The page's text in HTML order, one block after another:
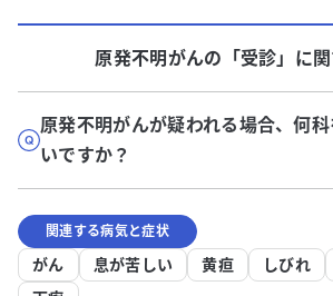
原発不明がんの「受診」に
原発不明がんが疑われる場合、何
いですか？
関連する病気と症状
がん 息が苦しい 黄疸 しびれ